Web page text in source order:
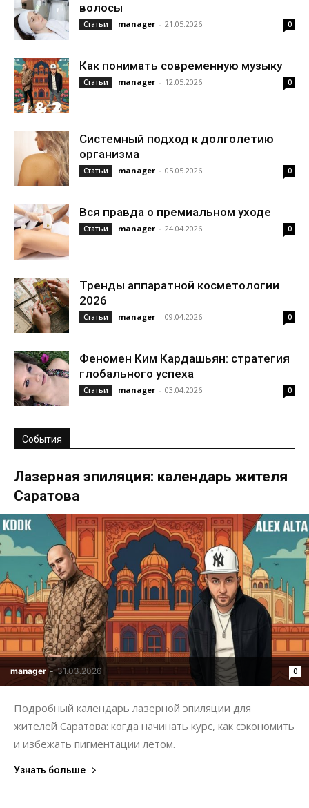
волосы
Статьи manager - 21.05.2026 0
Как понимать современную музыку
Статьи manager - 12.05.2026 0
Системный подход к долголетию
организма
Статьи manager - 05.05.2026 0
Вся правда о премиальном уходе
Статьи manager - 24.04.2026 0
Тренды аппаратной косметологии
2026
Статьи manager - 09.04.2026 0
Феномен Ким Кардашьян: стратегия
глобального успеха
Статьи manager - 03.04.2026 0
События
Лазерная эпиляция: календарь жителя
Саратова
manager - 31.03.2026 0
Подробный календарь лазерной эпиляции для
жителей Саратова: когда начинать курс, как сэкономить
и избежать пигментации летом.
Узнать больше